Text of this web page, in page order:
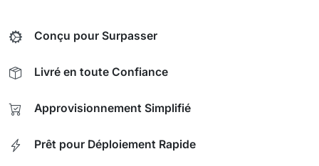
Conçu pour Surpasser
Livré en toute Confiance
Approvisionnement Simplifié
Prêt pour Déploiement Rapide